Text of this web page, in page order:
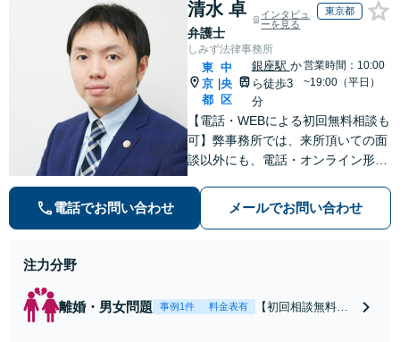
清水 卓
弁護士
インタビュ
ーを見る
東京都
しみず法律事務所
東
京
都
|
中
央
区
銀座駅 か
ら徒歩3
分
営業時間：10:00
~19:00（平日）
【電話・WEBによる初回無料相談も
可】弊事務所では、来所頂いての面
談以外にも、電話・オンライン形式
弁護士にご相談頂くことで、今のご
不安が和らぐとともに、問題解決の
電話でお問い合わせ メールでお問い合わせ
注力分野
離婚・男女問題 事例1件 料金表有
【初回相談無料】